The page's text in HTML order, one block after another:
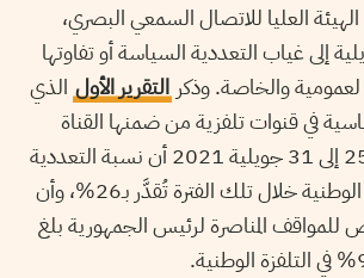
العليا للاتصال السمعي البصري،
إلى غياب التعددية السياسة أو تفاوتها
لعمومية والخاصة. وذكر التقرير الأول الذي
في قنوات تلفزية من ضمنها القناة
الوطنية الأولى من 25 إلى 31 جويلية 2021 أن نسبة التعددية
السياسة في التلفزة الوطنية خلال تلك الفترة تُقدَّر بـ26%، وأن
للمواقف المناصرة لرئيس الجمهورية بلغ